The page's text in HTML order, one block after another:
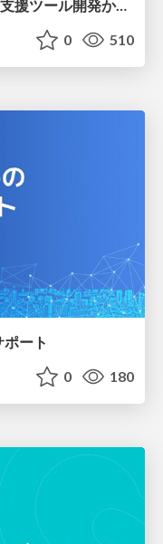
【CEDEC2026】コードレビュー支援ツール開発から学ぶ：LLMを用いた業務システムの実践的な運用設計と誤出力対策
0 510
ート
0 180